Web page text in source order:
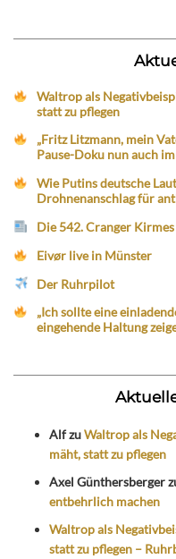
Waltrop als
statt zu pflegen
„Fritz Litzmann, mein
Pause-Doku nun auch
Wie Putins deutsche
Drohnenanschlag für
Die 542. Cranger
Eivør live in Münster
Der Ruhrpilot
„Ich sollte eine
eingehende Haltung
AlfzuWaltrop als
mäht, statt zu pflegen
Axel Günthersberger
entbehrlich machen
Waltrop als
statt zu pflegen –